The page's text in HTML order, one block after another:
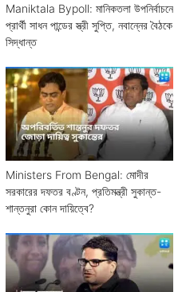
Maniktala Bypoll: মানিকতলা উপনির্বাচনে
প্রার্থী সাধন পান্ডের স্ত্রী সুপ্তি, নবান্নের বৈঠকে
সিদ্ধান্ত
Ministers From Bengal: মোদীর
সরকারের দফতর বণ্টন, প্রতিমন্ত্রী সুকান্ত-
শান্তনুরা কোন দায়িত্বে?